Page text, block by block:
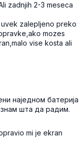
zadnjih 2-3 meseca
uvek zalepljeno preko
mozes
vise kosta ali
наједном батерија
шта да радим.
mi je ekran